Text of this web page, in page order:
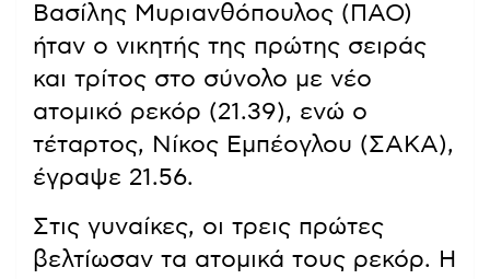
Βασίλης Μυριανθόπουλος (ΠΑΟ)
ήταν ο νικητής της πρώτης σειράς
και τρίτος στο σύνολο με νέο
ατομικό ρεκόρ (21.39), ενώ ο
τέταρτος, Νίκος Εμπέογλου (ΣΑΚΑ),
έγραψε 21.56.
Στις γυναίκες, οι τρεις πρώτες
βελτίωσαν τα ατομικά τους ρεκόρ. Η